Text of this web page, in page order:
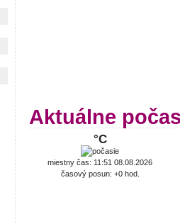
Aktuálne
°C
miestny čas: 11:51 08.08.2026
časový posun: +0 hod.